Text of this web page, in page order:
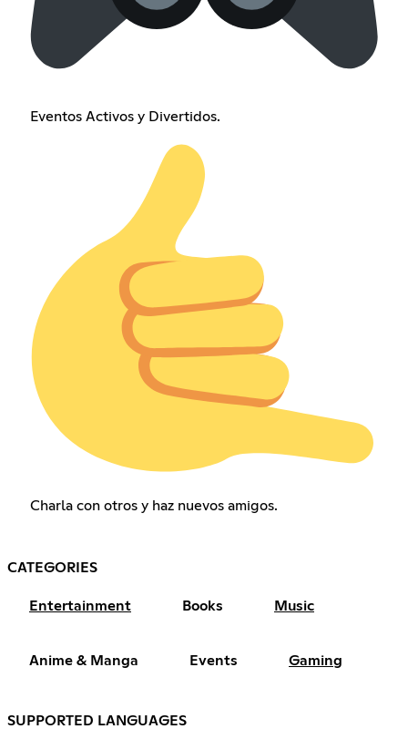
Eventos Activos y Divertidos.
Charla con otros y haz nuevos amigos.
CATEGORIES
Entertainment Books Music
Anime & Manga Events Gaming
SUPPORTED LANGUAGES